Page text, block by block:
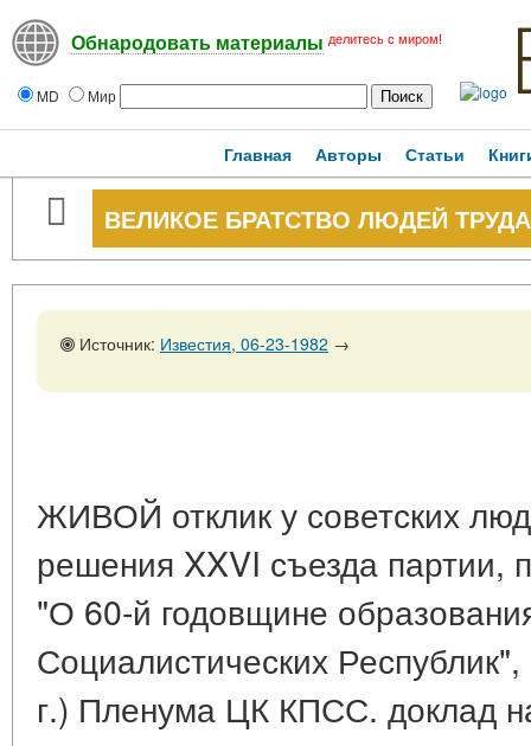
Обнародовать материалы делитесь с миром!
MD Мир
Главная Авторы Статьи
ВЕЛИКОЕ БРАТСТВО ЛЮДЕЙ ТРУДА
Источник: Известия, 06-23-1982 →
ЖИВОЙ отклик у советских
решения XXVI съезда
"О 60-й годовщине
Социалистических
г.) Пленума ЦК КПСС. доклад